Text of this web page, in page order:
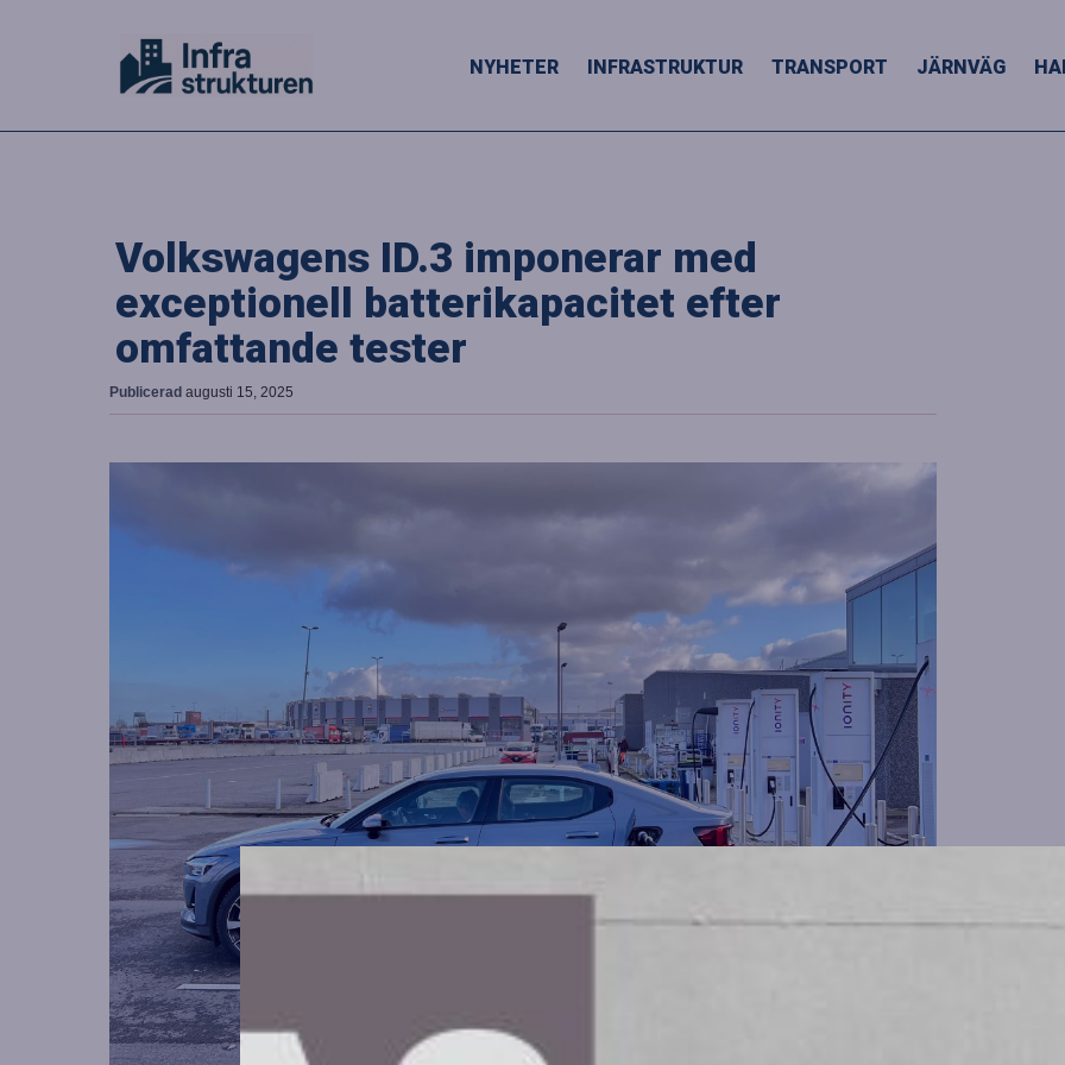
NYHETER INFRASTRUKTUR TRANSPORT JÄRNVÄG
Volkswagens ID.3 imponerar med
exceptionell batterikapacitet efter
omfattande tester
Publicerad augusti 15, 2025